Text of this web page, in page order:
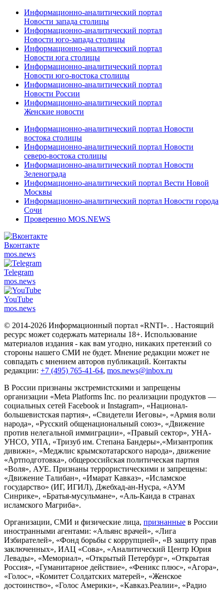
Информационно-аналитический портал
Новости запада столицы
Информационно-аналитический портал
Новости юго-запада столицы
Информационно-аналитический портал
Новости юга столицы
Информационно-аналитический портал
Новости юго-востока столицы
Информационно-аналитический портал
Новости России
Информационно-аналитический портал
Женские новости
Информационно-аналитический портал Новости
востока столицы
Информационно-аналитический портал Новости
северо-востока столицы
Информационно-аналитический портал Новости
Зеленограда
Информационно-аналитический портал Вести Новой
Москвы
Информационно-аналитический портал Новости города
Сочи
Проверенно MOS.NEWS
Вконтакте
mos.news
Telegram
mos.news
YouTube
mos.news
© 2014-2026 Информационный портал «RNTI». . Настоящий
ресурс может содержать материалы 18+. Использование
материалов издания - как вам угодно, никаких претензий со
стороны нашего СМИ не будет. Мнение редакции может не
совпадать с мнением авторов публикаций. Контакты
редакции: +7 (495) 765-41-64, mos.news@inbox.ru
В России признаны экстремистскими и запрещены
организации «Meta Platforms Inc. по реализации продуктов —
социальных сетей Facebook и Instagram», «Национал-
большевистская партия», «Свидетели Иеговы», «Армия воли
народа», «Русский общенациональный союз», «Движение
против нелегальной иммиграции», «Правый сектор», УНА-
УНСО, УПА, «Тризуб им. Степана Бандеры»,«Мизантропик
дивижн», «Меджлис крымскотатарского народа», движение
«Артподготовка», общероссийская политическая партия
«Воля», АУЕ. Признаны террористическими и запрещены:
«Движение Талибан», «Имарат Кавказ», «Исламское
государство» (ИГ, ИГИЛ), Джебхад-ан-Нусра, «АУМ
Синрике», «Братья-мусульмане», «Аль-Каида в странах
исламского Магриба».
Организации, СМИ и физические лица, признанные в России
иностранными агентами: «Альянс врачей», «Лига
Избирателей», «Фонд борьбы с коррупцией», «В защиту прав
заключенных», ИАЦ «Сова», «Аналитический Центр Юрия
Левады», «Мемориал», «Открытый Петербург», «Открытая
Россия», «Гуманитарное действие», «Феникс плюс», «Агора»,
«Голос», «Комитет Солдатских матерей», «Женское
достоинство», «Голос Америки», «Кавказ.Реалии», «Радио